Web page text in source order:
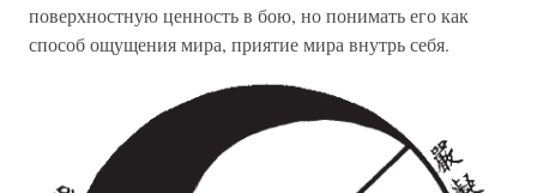
поверхностную ценность в бою, но понимать его как
способ ощущения мира, приятие мира внутрь себя.